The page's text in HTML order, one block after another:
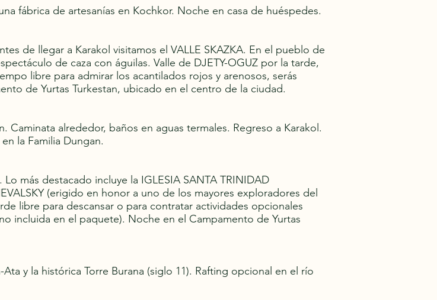
fábrica de artesanías en Kochkor. Noche en casa de huéspedes.
de llegar a Karakol visitamos el VALLE SKAZKA. En el pueblo de
de caza con águilas. Valle de DJETY-OGUZ por la tarde,
libre para admirar los acantilados rojos y arenosos, serás
de Yurtas Turkestan, ubicado en el centro de la ciudad.
Caminata alrededor, baños en aguas termales. Regreso a Karakol.
la Familia Dungan.
más destacado incluye la IGLESIA SANTA TRINIDAD
(erigido en honor a uno de los mayores exploradores del
libre para descansar o para contratar actividades opcionales
incluida en el paquete). Noche en el Campamento de Yurtas
y la histórica Torre Burana (siglo 11). Rafting opcional en el río